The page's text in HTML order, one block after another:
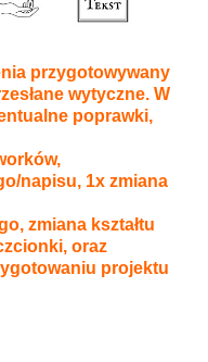
przygotowywany
wytyczne. W
poprawki,
napisu, 1x zmiana
zmiana kształtu
oraz
projektu